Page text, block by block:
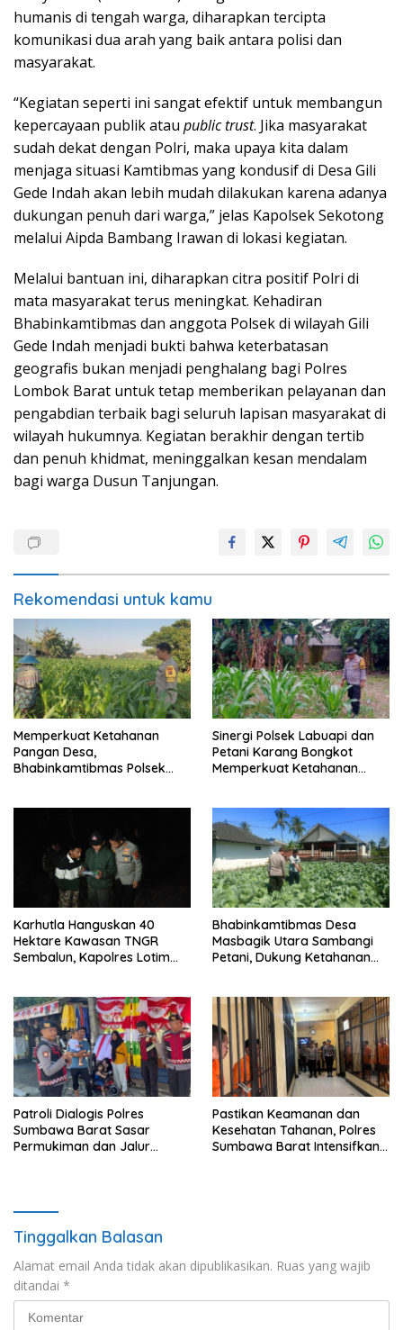
humanis di tengah warga, diharapkan tercipta
komunikasi dua arah yang baik antara polisi dan
masyarakat.
“Kegiatan seperti ini sangat efektif untuk membangun
kepercayaan publik atau public trust. Jika masyarakat
sudah dekat dengan Polri, maka upaya kita dalam
menjaga situasi Kamtibmas yang kondusif di Desa Gili
Gede Indah akan lebih mudah dilakukan karena adanya
dukungan penuh dari warga,” jelas Kapolsek Sekotong
melalui Aipda Bambang Irawan di lokasi kegiatan.
Melalui bantuan ini, diharapkan citra positif Polri di
mata masyarakat terus meningkat. Kehadiran
Bhabinkamtibmas dan anggota Polsek di wilayah Gili
Gede Indah menjadi bukti bahwa keterbatasan
geografis bukan menjadi penghalang bagi Polres
Lombok Barat untuk tetap memberikan pelayanan dan
pengabdian terbaik bagi seluruh lapisan masyarakat di
wilayah hukumnya. Kegiatan berakhir dengan tertib
dan penuh khidmat, meninggalkan kesan mendalam
bagi warga Dusun Tanjungan.
Rekomendasi untuk kamu
Memperkuat Ketahanan
Pangan Desa,
Bhabinkamtibmas Polsek
Sinergi Polsek Labuapi dan
Petani Karang Bongkot
Memperkuat Ketahanan
Karhutla Hanguskan 40
Hektare Kawasan TNGR
Sembalun, Kapolres Lotim
Bhabinkamtibmas Desa
Masbagik Utara Sambangi
Petani, Dukung Ketahanan
Patroli Dialogis Polres
Sumbawa Barat Sasar
Permukiman dan Jalur
Pastikan Keamanan dan
Kesehatan Tahanan, Polres
Sumbawa Barat Intensifkan
Tinggalkan Balasan
Alamat email Anda tidak akan dipublikasikan. Ruas yang wajib
ditandai *